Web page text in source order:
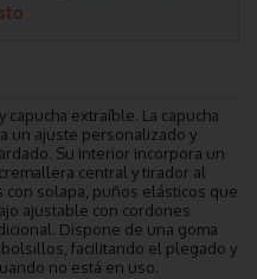
extraíble. La capucha
un ajuste personalizado y
Su interior incorpora un
central y tirador al
solapa, puños elásticos que
ajustable con cordones
Dispone de una goma
facilitando el plegado y
no está en uso.